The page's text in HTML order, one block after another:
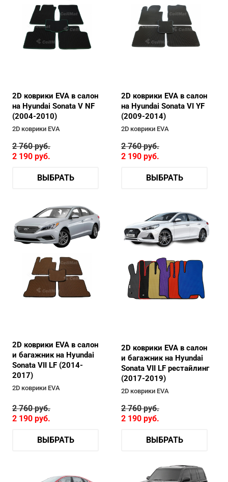
2D коврики EVA в салон
на Hyundai Sonata V NF
(2004-2010)
2D коврики EVA
2 760руб.
2 190 руб.
ВЫБРАТЬ
2D коврики EVA в салон
на Hyundai Sonata VI YF
(2009-2014)
2D коврики EVA
2 760руб.
2 190 руб.
ВЫБРАТЬ
2D коврики EVA в салон
и багажник на Hyundai
Sonata VII LF (2014-
2017)
2D коврики EVA
2 760руб.
2 190 руб.
ВЫБРАТЬ
2D коврики EVA в салон
и багажник на Hyundai
Sonata VII LF рестайлинг
(2017-2019)
2D коврики EVA
2 760руб.
2 190 руб.
ВЫБРАТЬ